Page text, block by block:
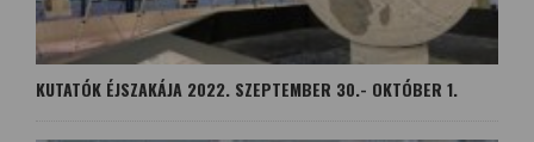
KUTATÓK ÉJSZAKÁJA 2022. SZEPTEMBER 30.- OKTÓBER 1.